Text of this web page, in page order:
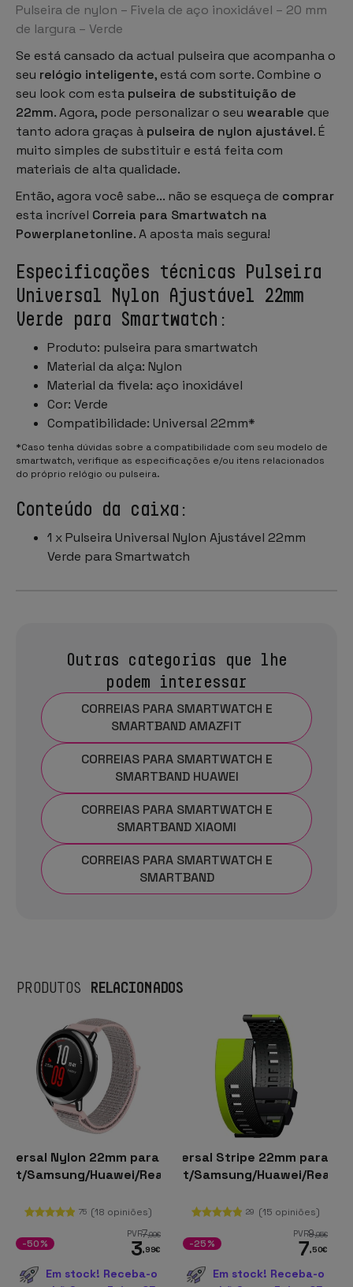
Pulseira de nylon – Fivela de aço inoxidável – 20 mm
de largura – Verde
Se está cansado da actual pulseira que acompanha o
seu relógio inteligente, está com sorte. Combine o
seu look com esta pulseira de substituição de
22mm. Agora, pode personalizar o seu wearable que
tanto adora graças à pulseira de nylon ajustável. É
muito simples de substituir e está feita com
materiais de alta qualidade.
Então, agora você sabe... não se esqueça de comprar
esta incrível Correia para Smartwatch na
Powerplanetonline. A aposta mais segura!
Especificações técnicas Pulseira
Universal Nylon Ajustável 22mm
Verde para Smartwatch:
Produto: pulseira para smartwatch
Material da alça: Nylon
Material da fivela: aço inoxidável
Cor: Verde
Compatibilidade: Universal 22mm*
*Caso tenha dúvidas sobre a compatibilidade com seu modelo de
smartwatch, verifique as especificações e/ou itens relacionados
do próprio relógio ou pulseira.
Conteúdo da caixa:
1 x Pulseira Universal Nylon Ajustável 22mm
Verde para Smartwatch
Outras categorias que lhe
podem interessar
CORREIAS PARA SMARTWATCH E
SMARTBAND AMAZFIT
CORREIAS PARA SMARTWATCH E
SMARTBAND HUAWEI
CORREIAS PARA SMARTWATCH E
SMARTBAND XIAOMI
CORREIAS PARA SMARTWATCH E
SMARTBAND
PRODUTOS RELACIONADOS
Nylon 22mm para Smartwatch
Samsung/Huawei/Realme/Ticwatch
75 (18 opiniões)
PVR7,99€
3,99€
-50%
Em stock! Receba-o
Pulseira Universal Stripe 22mm para
Xiaomi/Amazfit/Samsung/Huawei/
29 (15 opiniões)
PVR9,95€
7,50€
-25%
Em stock! Receba-o
Pulseira